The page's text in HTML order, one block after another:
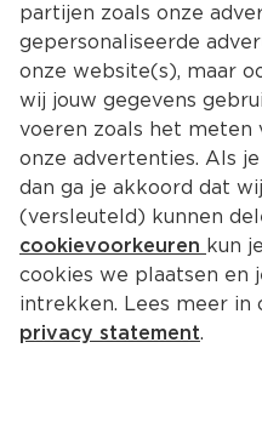
Campina
Per Pak 1000 ml
partijen zoals onze
gepersonaliseerde
onze website(s), maar
wij jouw gegevens
voeren zoals het
onze advertenties. Als
dan ga je akkoord dat
(versleuteld) kunnen
cookievoorkeuren kun
cookies we plaatsen en
intrekken. Lees meer in
privacy statement.